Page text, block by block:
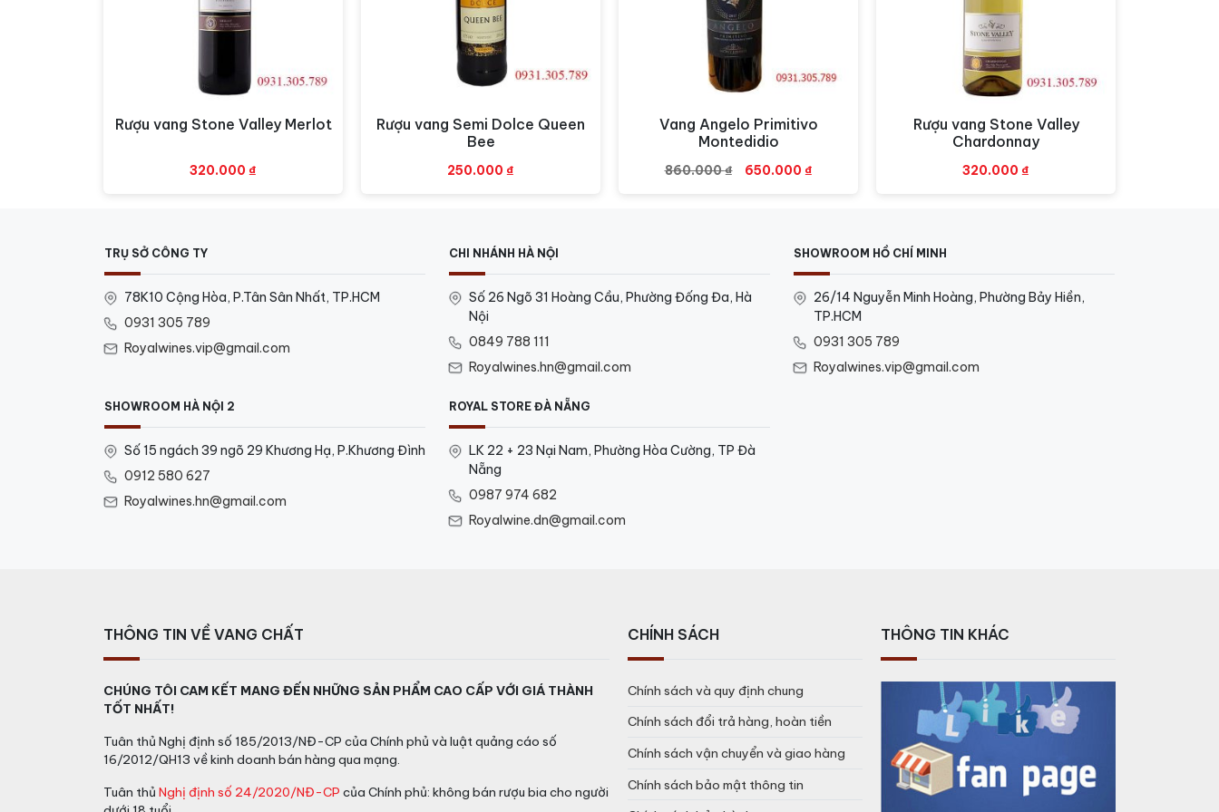
Kết hợp món ăn: Tuyệt hảo với các món thịt đỏ, thịt cừu nướng,
Nhiệt độ tuyệt vời nhất để thưởng thức rượu là 16 đến 18 độ C.
Xem nhanh
Rượu vang Stone Valley Merlot
320.000 ₫
Xem nhanh
Rượu vang Semi Dolce Queen
Bee
250.000 ₫
Xem nhanh
Vang Angelo Primitivo
Montedidio
860.000₫
Giá
650.000 ₫Giá
Xem nhanh
Rượu vang Stone Valley
Chardonnay
320.000 ₫
TRỤ SỞ CÔNG TY
78K10 Cộng Hòa, P.Tân Sân Nhất, TP.HCM
0931 305 789
Royalwines.vip@gmail.com
CHI NHÁNH HÀ NỘI
Số 26 Ngõ 31 Hoàng Cầu, Phường Đống Đa, Hà
Nội
0849 788 111
Royalwines.hn@gmail.com
SHOWROOM HỒ CHÍ MINH
26/14 Nguyễn Minh Hoàng, Phường Bảy Hiền,
TP.HCM
0931 305 789
Royalwines.vip@gmail.com
SHOWROOM HÀ NỘI 2
Số 15 ngách 39 ngõ 29 Khương Hạ, P.Khương Đình
0912 580 627
Royalwines.hn@gmail.com
ROYAL STORE ĐÀ NẴNG
LK 22 + 23 Nại Nam, Phường Hòa Cường, TP Đà
Nẵng
0987 974 682
Royalwine.dn@gmail.com
THÔNG TIN VỀ VANG CHẤT
CHÚNG TÔI CAM KẾT MANG ĐẾN NHỮNG SẢN PHẨM CAO CẤP VỚI GIÁ THÀNH
TỐT NHẤT!
Tuân thủ Nghị định số 185/2013/NĐ-CP của Chính phủ và luật quảng cáo số
16/2012/QH13 về kinh doanh bán hàng qua mạng.
Tuân thủ Nghị định số 24/2020/NĐ-CP của Chính phủ: không bán rượu bia cho người
CHÍNH SÁCH
Chính sách và quy định chung
Chính sách đổi trả hàng, hoàn tiền
Chính sách vận chuyển và giao hàng
Chính sách bảo mật thông tin
THÔNG TIN KHÁC